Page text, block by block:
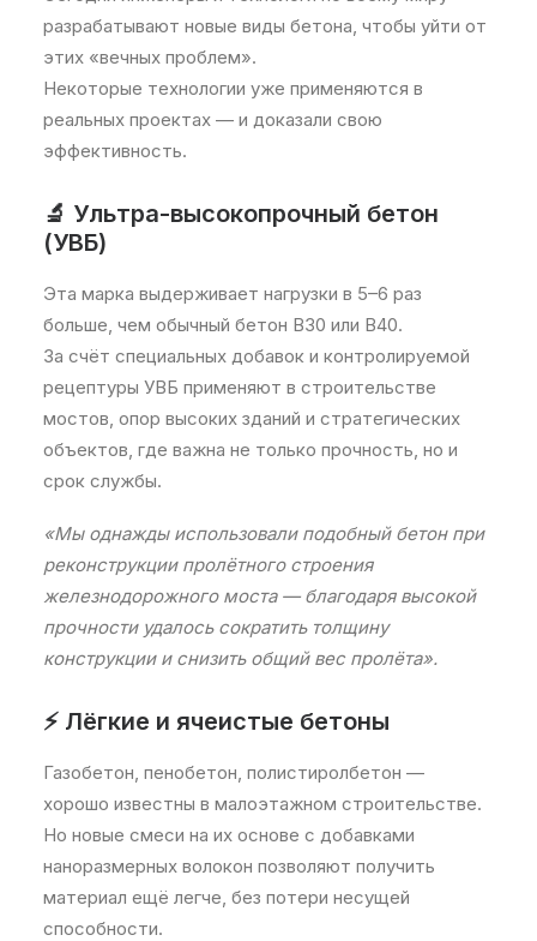
разрабатывают новые виды бетона, чтобы уйти от
этих «вечных проблем».
Некоторые технологии уже применяются в
реальных проектах — и доказали свою
эффективность.
🔬 Ультра-высокопрочный бетон
(УВБ)
Эта марка выдерживает нагрузки в 5–6 раз
больше, чем обычный бетон B30 или B40.
За счёт специальных добавок и контролируемой
рецептуры УВБ применяют в строительстве
мостов, опор высоких зданий и стратегических
объектов, где важна не только прочность, но и
срок службы.
«Мы однажды использовали подобный бетон при
реконструкции пролётного строения
железнодорожного моста — благодаря высокой
прочности удалось сократить толщину
конструкции и снизить общий вес пролёта».
⚡ Лёгкие и ячеистые бетоны
Газобетон, пенобетон, полистиролбетон —
хорошо известны в малоэтажном строительстве.
Но новые смеси на их основе с добавками
наноразмерных волокон позволяют получить
материал ещё легче, без потери несущей
способности.